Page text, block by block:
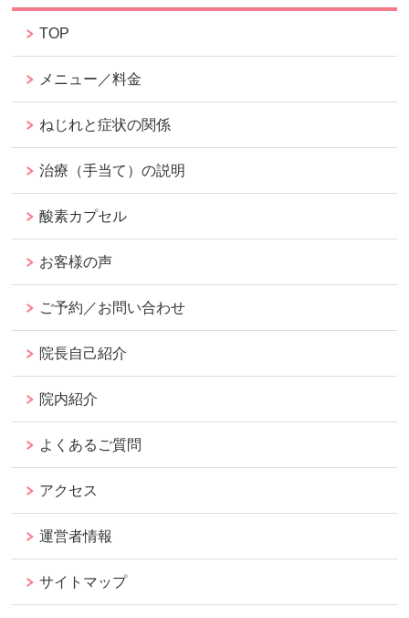
TOP
メニュー／料金
ねじれと症状の関係
治療（手当て）の説明
酸素カプセル
お客様の声
ご予約／お問い合わせ
院長自己紹介
院内紹介
よくあるご質問
アクセス
運営者情報
サイトマップ